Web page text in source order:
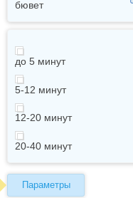
бювет
до 5 минут
5-12 минут
12-20 минут
20-40 минут
Параметры